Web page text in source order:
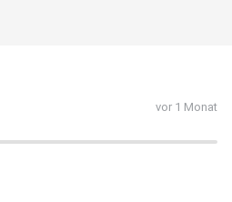
vor 1 Monat